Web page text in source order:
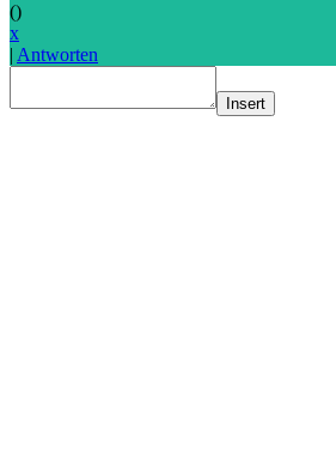
()
x
| Antworten
Insert